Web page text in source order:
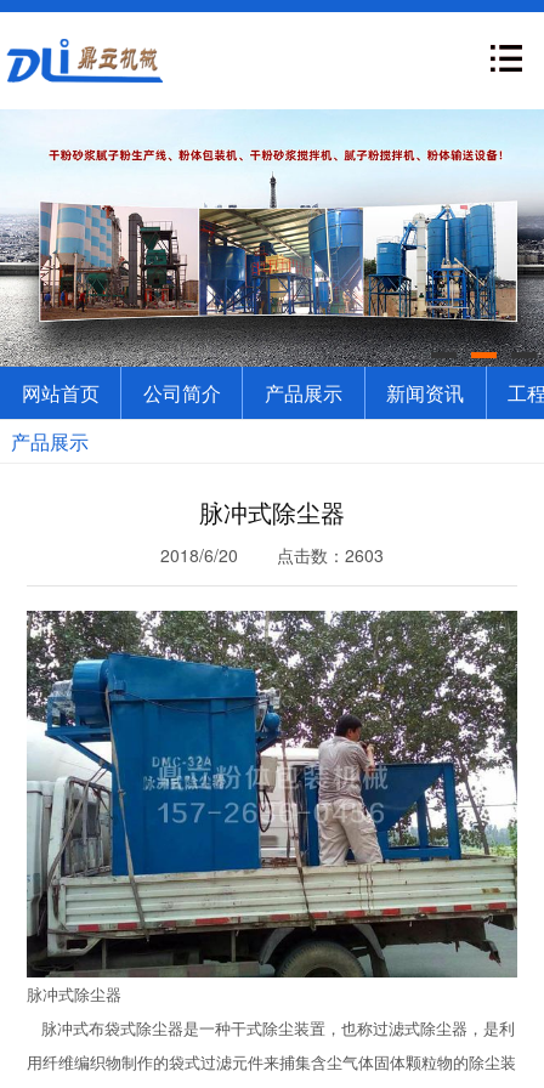
网站首页 公司简介 产品展示 新闻资讯
工
产品展示
脉冲式除尘器
2018/6/20 点击数：2603
脉冲式除尘器
脉冲式布袋式除尘器是一种干式除尘装置，也称过滤式除尘器，是利
用纤维编织物制作的袋式过滤元件来捕集含尘气体固体颗粒物的除尘装